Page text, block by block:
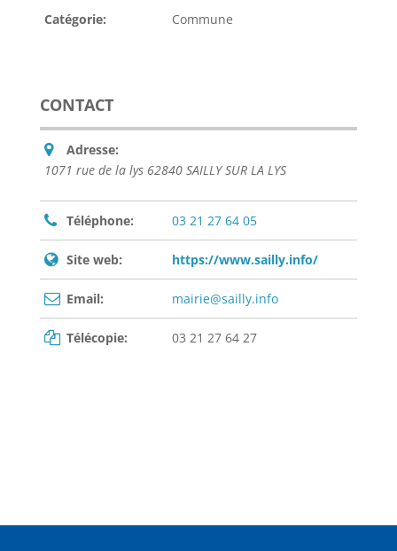
Catégorie: Commune
CONTACT
Adresse:
1071 rue de la lys 62840 SAILLY SUR LA LYS
Téléphone: 03 21 27 64 05
Site web: https://www.sailly.info/
Email: mairie@sailly.info
Télécopie: 03 21 27 64 27